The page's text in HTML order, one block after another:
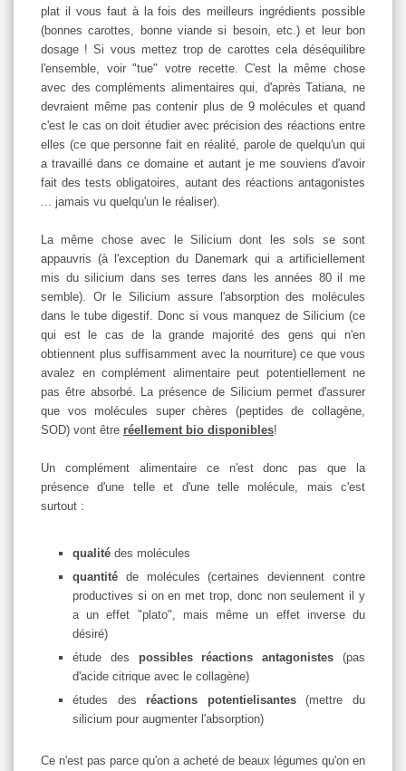
plat il vous faut à la fois des meilleurs ingrédients possible
(bonnes carottes, bonne viande si besoin, etc.) et leur bon
dosage ! Si vous mettez trop de carottes cela déséquilibre
l'ensemble, voir "tue" votre recette. C'est la même chose
avec des compléments alimentaires qui, d'après Tatiana, ne
devraient même pas contenir plus de 9 molécules et quand
c'est le cas on doit étudier avec précision des réactions entre
elles (ce que personne fait en réalité, parole de quelqu'un qui
a travaillé dans ce domaine et autant je me souviens d'avoir
fait des tests obligatoires, autant des réactions antagonistes
... jamais vu quelqu'un le réaliser).
La même chose avec le Silicium dont les sols se sont
appauvris (à l'exception du Danemark qui a artificiellement
mis du silicium dans ses terres dans les années 80 il me
semble). Or le Silicium assure l'absorption des molécules
dans le tube digestif. Donc si vous manquez de Silicium (ce
qui est le cas de la grande majorité des gens qui n'en
obtiennent plus suffisamment avec la nourriture) ce que vous
avalez en complément alimentaire peut potentiellement ne
pas être absorbé. La présence de Silicium permet d'assurer
que vos molécules super chères (peptides de collagène,
SOD) vont être réellement bio disponibles!
Un complément alimentaire ce n'est donc pas que la
présence d'une telle et d'une telle molécule, mais c'est
surtout :
qualité des molécules
quantité de molécules (certaines deviennent contre
productives si on en met trop, donc non seulement il y
a un effet "plato", mais même un effet inverse du
désiré)
étude des possibles réactions antagonistes (pas
d'acide citrique avec le collagène)
études des réactions potentielisantes(mettre du
silicium pour augmenter l'absorption)
Ce n'est pas parce qu'on a acheté de beaux légumes qu'on en